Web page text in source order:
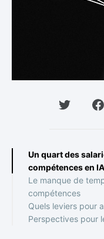
Un quart des
compétences en IA
Le manque de
compétences
Quels leviers pour
Perspectives pour